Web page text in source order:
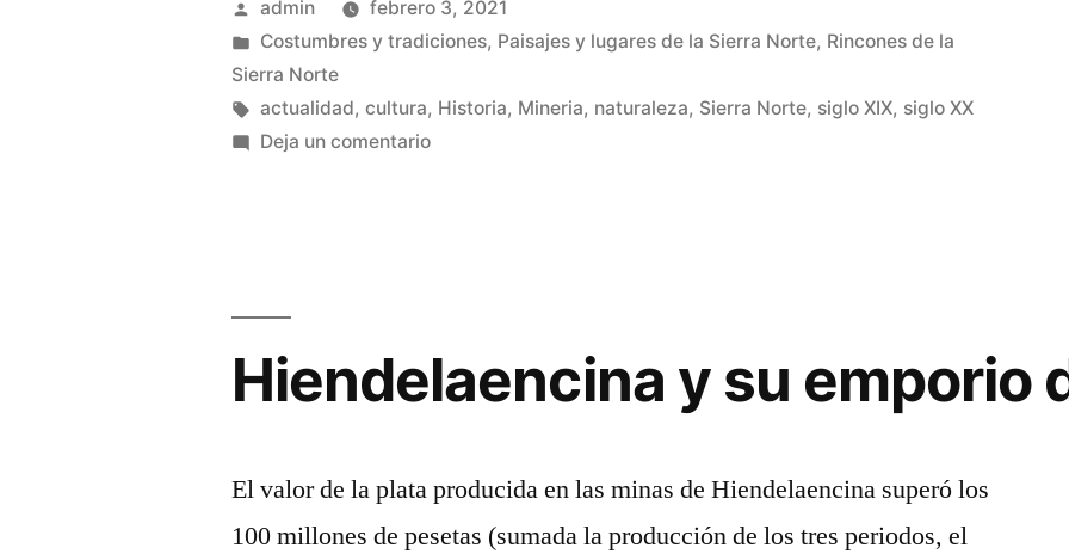
las
de
Norte
Publicado
por
admin
febrero 3, 2021
Publicado
en
Costumbres y tradiciones, Paisajes y lugares de la Sierra Norte, Rincones de la
Sierra Norte
Etiquetas:
actualidad,cultura, Historia, Mineria, naturaleza, Sierra Norte, siglo XIX, siglo XX
Deja un comentarioen
plata
de
Sierra
Norte
(II)
Hiendelaencina y su emporio
El valor de la plata producida en las minas de Hiendelaencina superó los
100 millones de pesetas (sumada la producción de los tres periodos, el